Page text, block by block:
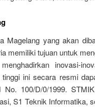
Magelang yang akan
memiliki tujuan untuk
inovasi-
ini secara resmi
No. 100/D/0/1999.
S1 Teknik Informatika,